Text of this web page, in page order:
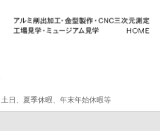
日、夏季休暇、年末年始休暇等